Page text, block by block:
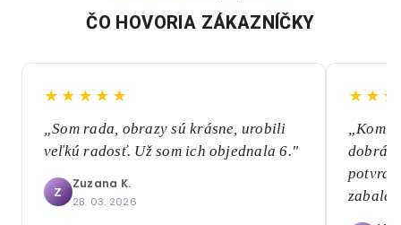
ČO HOVORIA ZÁKAZNÍČKY
★★★★★
„Som rada, obrazy sú krásne, urobili
veľkú radosť. Už som ich objednala 6."
Z
Zuzana K.
28. 03. 2026
dobrá,